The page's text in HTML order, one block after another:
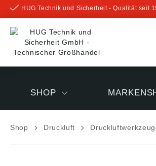
springen
HUG Technik und Sicherheit - Qualität seit
SHOP
Shop Druckluft